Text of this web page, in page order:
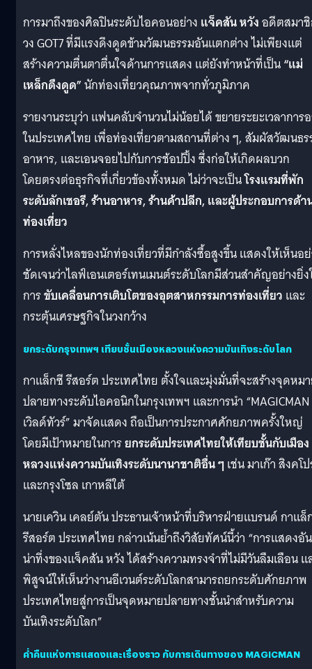
การมาถึงของศิลปินระดับไอคอนอย่าง แจ็คสัน หวังอดีตสมา
วง GOT7 ที่มีแรงดึงดูดข้ามวัฒนธรรมอันแตกต่าง ไม่เพียงแต่
สร้างความตื่นตาตื่นใจด้านการแสดง แต่ยังทำหน้าที่เป็น“แม่
เหล็กดึงดูด”นักท่องเที่ยวคุณภาพจากทั่วภูมิภาค
รายงานระบุว่า แฟนคลับจำนวนไม่น้อยได้ ขยายระยะเวลาการ
ในประเทศไทย เพื่อท่องเที่ยวตามสถานที่ต่าง ๆ, สัมผัสวัฒนธ
อาหาร, และเอนจอยไปกับการช้อปปิ้ง ซึ่งก่อให้เกิดผลบวก
โดยตรงต่อธุรกิจที่เกี่ยวข้องทั้งหมด ไม่ว่าจะเป็นโรงแรมที่พัก
ระดับลักเชอรี, ร้านอาหาร, ร้านค้าปลีก, และผู้ประกอบการด้า
ท่องเที่ยว
การหลั่งไหลของนักท่องเที่ยวที่มีกำลังซื้อสูงขึ้น แสดงให้เห็นอ
ชัดเจนว่าไลฟ์เอนเตอร์เทนเมนต์ระดับโลกมีส่วนสำคัญอย่างยิ่
การขับเคลื่อนการเติบโตของอุตสาหกรรมการท่องเที่ยว และ
กระตุ้นเศรษฐกิจในวงกว้าง
ยกระดับกรุงเทพฯ เทียบชั้นเมืองหลวงแห่งความบันเทิงระดับโลก
กาแล็กซี รีสอร์ต ประเทศไทย ตั้งใจและมุ่งมั่นที่จะสร้างจุดหม
ปลายทางระดับไอคอนิกในกรุงเทพฯ และการนำ
เวิลด์ทัวร์” มาจัดแสดง ถือเป็นการประกาศศักยภาพครั้งใหญ่
โดยมีเป้าหมายในการยกระดับประเทศไทยให้เทียบชั้นกับเมือง
หลวงแห่งความบันเทิงระดับนานาชาติอื่น ๆ เช่น มาเก๊า สิงคโ
และกรุงโซล เกาหลีใต้
นายเควิน เคลย์ตัน ประธานเจ้าหน้าที่บริหารฝ่ายแบรนด์ กาแล็
รีสอร์ต ประเทศไทย กล่าวเน้นย้ำถึงวิสัยทัศน์นี้ว่า “การแสดงอัน
น่าทึ่งของแจ็คสัน หวัง ได้สร้างความทรงจำที่ไม่มีวันลืมเลือน แ
พิสูจน์ให้เห็นว่างานอีเวนต์ระดับโลกสามารถยกระดับศักยภาพ
ประเทศไทยสู่การเป็นจุดหมายปลายทางชั้นนำสำหรับความ
บันเทิงระดับโลก”
ค่ำคืนแห่งการแสดงและเรื่องราว กับการเดินทางของ MAGICMAN